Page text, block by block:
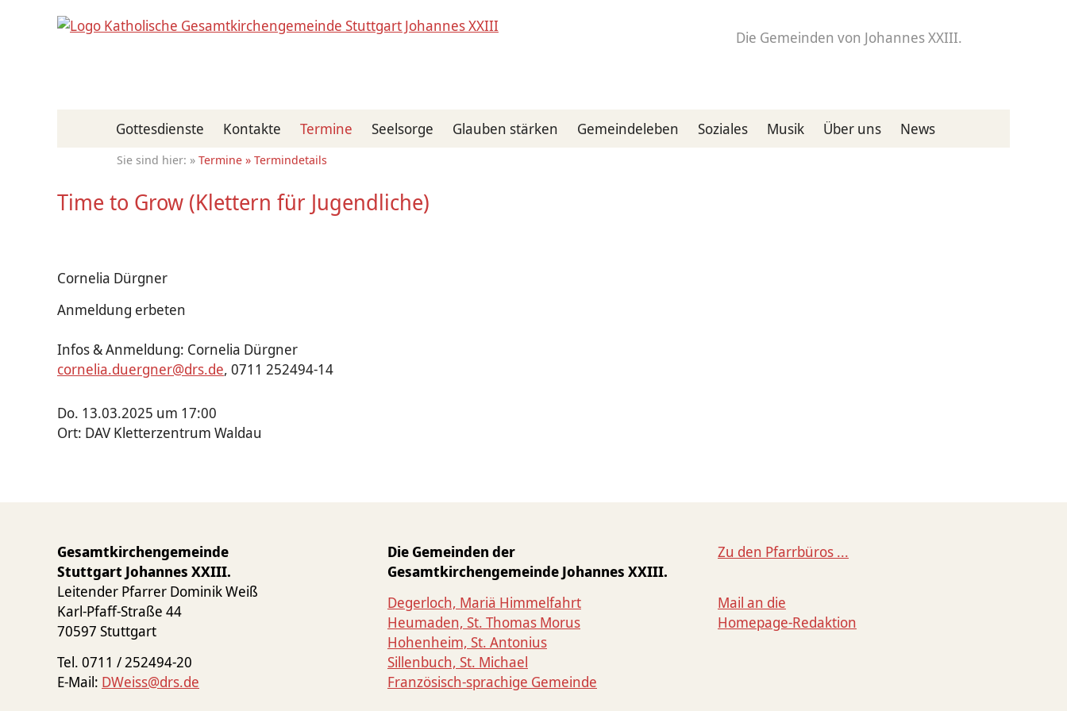
Die Gemeinden von Johannes XXIII.
Gottesdienste Kontakte Termine Seelsorge Glauben stärken Gemeindeleben Soziales Musik Über uns News
Termine Termindetails
Time to Grow (Klettern für Jugendliche)
Cornelia Dürgner
Anmeldung erbeten
Infos & Anmeldung: Cornelia Dürgner
cornelia.duergner@drs.de, 0711 252494-14
Do. 13.03.2025 um 17:00
Ort: DAV Kletterzentrum Waldau
Gesamtkirchengemeinde
Stuttgart Johannes XXIII.
Leitender Pfarrer Dominik Weiß
Karl-Pfaff-Straße 44
70597 Stuttgart
Tel. 0711 / 252494-20
E-Mail: DWeiss@drs.de
Die Gemeinden der
Gesamtkirchengemeinde Johannes XXIII.
Degerloch, Mariä Himmelfahrt
Heumaden, St. Thomas Morus
Hohenheim, St. Antonius
Sillenbuch, St. Michael
Französisch-sprachige Gemeinde
Zu den Pfarrbüros ...
Mail an die
Homepage-Redaktion